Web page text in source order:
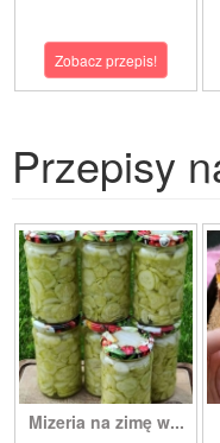
Zobacz przepis!
Przepisy
Mizeria na zimę w...